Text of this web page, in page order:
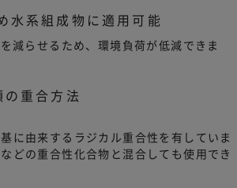
水系組成物に適用可能
減らせるため、環境負荷が低減できま
重合方法
に由来するラジカル重合性を有していま
どの重合性化合物と混合しても使用でき